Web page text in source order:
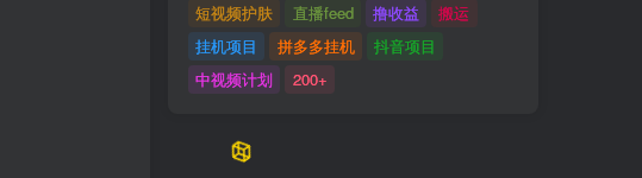
短视频护肤
直播feed 撸收益
搬运
挂机项目
拼多多挂机
抖音项目
中视频计划
200+